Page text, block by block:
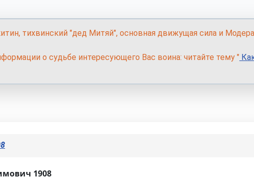
тихвинский "дед Митяй", основная движущая сила и
о судьбе интересующего Вас воина: читайте тему "
1908